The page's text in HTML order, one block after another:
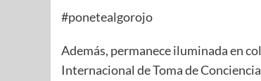
#ponetealgorojo
Además, permanece iluminada en
Internacional de Toma de